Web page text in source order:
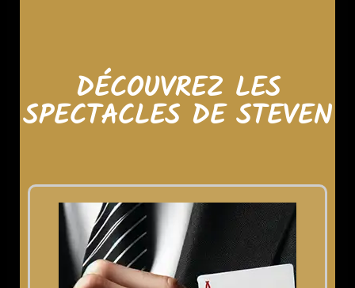
DÉCOUVREZ LES
SPECTACLES DE STEVEN